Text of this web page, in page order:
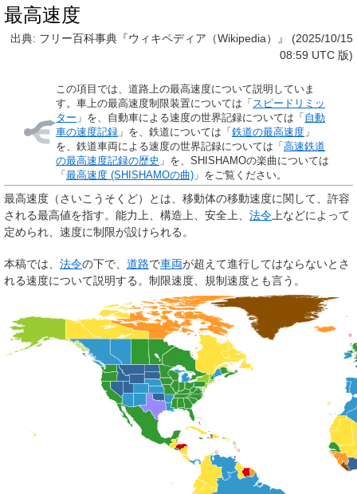
最高速度
出典: フリー百科事典『ウィキペディア（Wikipedia）』 (2025/10/15
08:59 UTC 版)
この項目では、道路上の最高速度について説明していま
す。車上の最高速度制限装置については「 スピードリミッ
ター 」を、自動車による速度の世界記録については「 自動
車の速度記録 」を、鉄道については「鉄道の最高速度 」
を、鉄道車両による速度の世界記録については「高速鉄道
の最高速度記録の歴史 」を、SHISHAMOの楽曲については
「最高速度 (SHISHAMOの曲) 」をご覧ください。
最高速度 （さいこうそくど）とは、移動体の移動速度に関して、許容
される最高値を指す。能力上、構造上、安全上、 法令 上などによって
定められ、速度に制限が設けられる。
本稿では、 法令の下で、 道路で車両が超えて進行してはならないとさ
れる速度について説明する。 制限速度 規制速度とも言う。